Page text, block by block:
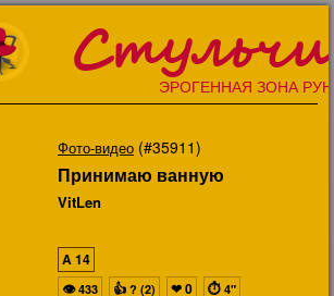
ЭРОГЕННАЯ ЗОНА
Фото-видео (#35911)
Принимаю ванную
VitLen
A14
👁433 👍 ? (2) ❤0 ⏱ 4"